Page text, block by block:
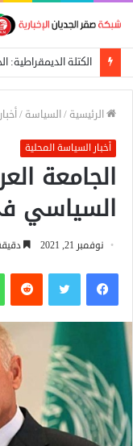
الرئيسية /السياسة /
أخبار السياسة المحلية
الجامعة
السياسي
نوفمبر 21, 2021
فيسبوكتويتر